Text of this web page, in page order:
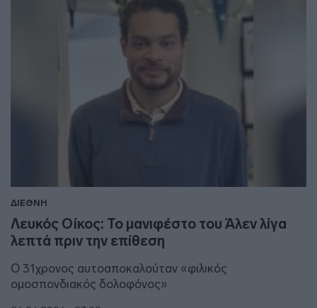
ΔΙΕΘΝΗ
Λευκός Οίκος: Το μανιφέστο του Άλεν λίγα
λεπτά πριν την επίθεση
Ο 31χρονος αυτοαποκαλούταν «φιλικός
ομοσπονδιακός δολοφόνος»